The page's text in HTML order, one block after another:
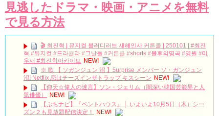
見逃したドラマ・映画・アニメを無料
で見る方法
🎬 최진혁 | 뮤지컬 블러디러브 새해인사 커튼콜 | 250101 | #최진
혁 #뮤지컬 #드라큘라 #그날들 #커튼콜 #shorts #불후의명곡 #영원 #미
우새 #최진혁아카이브 NEW!
※ 歌 【 ソガンジュン 沼 】5urprise メンバー ソ・ガンジュン
沼! Netflix 恋はチーズインザトラップ キスシーン NEW!
【仰天☆偉人の迷言】ソン・ジェリム（闇深い韓国芸能界と人
気俳優）
NEW!
【ぷちナビ】『ペントハウス』 │ いよいよ10月5日（木）シー
ズン２も見放題配信決定！
NEW!